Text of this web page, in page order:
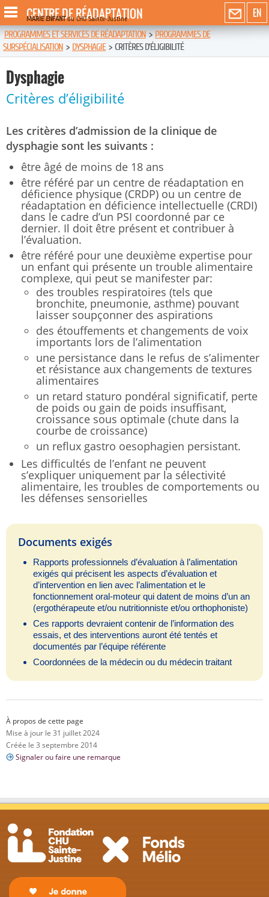
EN
CENTRE DE RÉADAPTATION
MARIE ENFANTdu CHU Sainte-Justine
PROGRAMMES ET SERVICES DE RÉADAPTATION>PROGRAMMES DE
SURSPÉCIALISATION > DYSPHAGIE > CRITÈRES D’ÉLIGIBILITÉ
Dysphagie
Critères d’éligibilité
Les critères d’admission de la clinique de
dysphagie sont les suivants :
être âgé de moins de 18 ans
être référé par un centre de réadaptation en
déficience physique (CRDP) ou un centre de
réadaptation en déficience intellectuelle (CRDI)
dans le cadre d’un PSI coordonné par ce
dernier. Il doit être présent et contribuer à
l’évaluation.
être référé pour une deuxième expertise pour
un enfant qui présente un trouble alimentaire
complexe, qui peut se manifester par:
des troubles respiratoires (tels que
bronchite, pneumonie, asthme) pouvant
laisser soupçonner des aspirations
des étouffements et changements de voix
importants lors de l’alimentation
une persistance dans le refus de s’alimenter
et résistance aux changements de textures
alimentaires
un retard staturo pondéral significatif, perte
de poids ou gain de poids insuffisant,
croissance sous optimale (chute dans la
courbe de croissance)
un reflux gastro oesophagien persistant.
Les difficultés de l’enfant ne peuvent
s’expliquer uniquement par la sélectivité
alimentaire, les troubles de comportements ou
les défenses sensorielles
Documents exigés
Rapports professionnels d’évaluation à l’alimentation
exigés qui précisent les aspects d’évaluation et
d’intervention en lien avec l’alimentation et le
fonctionnement oral-moteur qui datent de moins d’un an
(ergothérapeute et/ou nutritionniste et/ou orthophoniste)
Ces rapports devraient contenir de l’information des
essais, et des interventions auront été tentés et
documentés par l’équipe référente
Coordonnées de la médecin ou du médecin traitant
À propos de cette page
Mise à jour le 31 juillet 2024
Créée le 3 septembre 2014
Signaler ou faire une remarque